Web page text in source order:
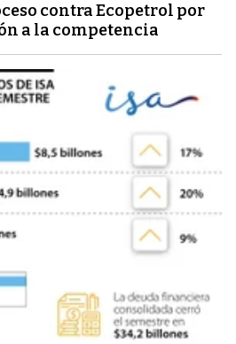
contra Ecopetrol por
a la competencia